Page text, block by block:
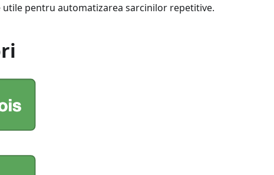
pentru automatizarea sarcinilor repetitive.